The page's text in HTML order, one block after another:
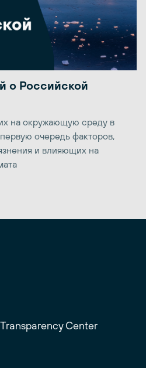
о Российской
на окружающую среду в
очередь факторов,
и влияющих на
Center